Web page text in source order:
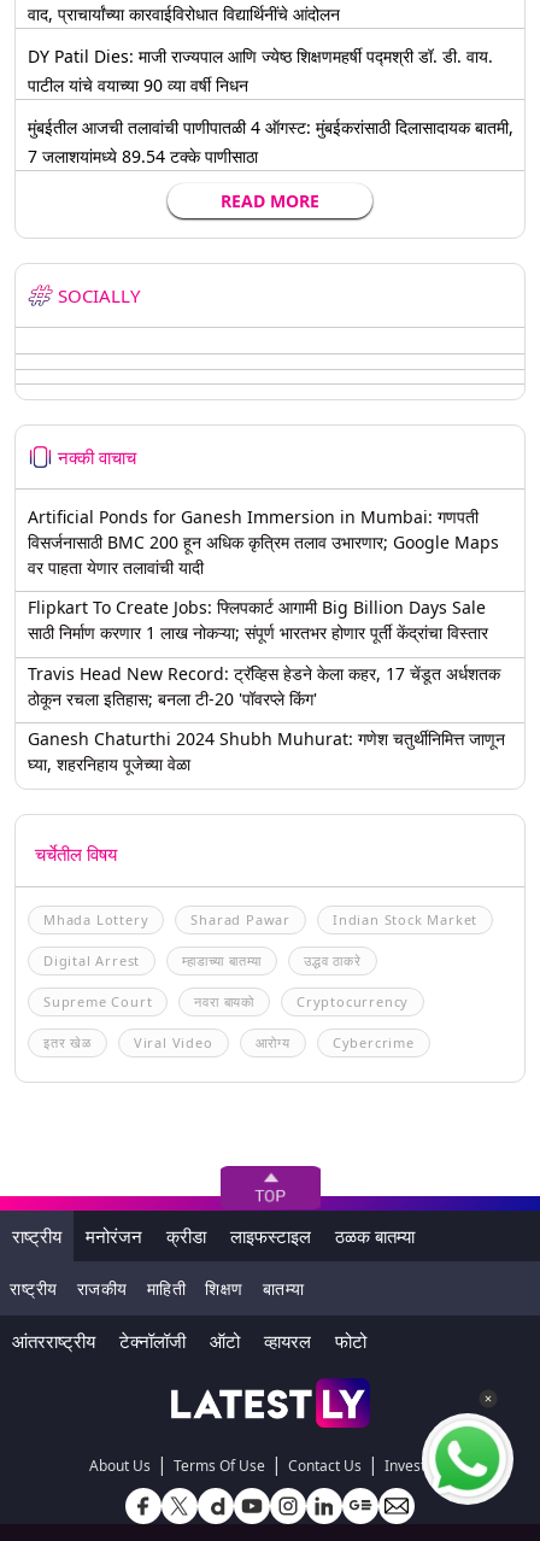
वाद, प्राचार्यांच्या कारवाईविरोधात विद्यार्थिनींचे आंदोलन
DY Patil Dies: माजी राज्यपाल आणि ज्येष्ठ शिक्षणमहर्षी पद्मश्री डॉ. डी. वाय.
पाटील यांचे वयाच्या 90 व्या वर्षी निधन
मुंबईतील आजची तलावांची पाणीपातळी 4 ऑगस्ट: मुंबईकरांसाठी दिलासादायक बातमी,
7 जलाशयांमध्ये 89.54 टक्के पाणीसाठा
READ MORE
SOCIALLY
नक्की वाचाच
Artificial Ponds for Ganesh Immersion in Mumbai: गणपती
विसर्जनासाठी BMC 200 हून अधिक कृत्रिम तलाव उभारणार; Google Maps
वर पाहता येणार तलावांची यादी
Flipkart To Create Jobs: फ्लिपकार्ट आगामी Big Billion Days Sale
साठी निर्माण करणार 1 लाख नोकऱ्या; संपूर्ण भारतभर होणार पूर्ती केंद्रांचा विस्तार
Travis Head New Record: ट्रॅव्हिस हेडने केला कहर, 17 चेंडूत अर्धशतक
ठोकून रचला इतिहास; बनला टी-20 'पॉवरप्ले किंग'
Ganesh Chaturthi 2024 Shubh Muhurat: गणेश चतुर्थीनिमित्त जाणून
घ्या, शहरनिहाय पूजेच्या वेळा
चर्चेतील विषय
Mhada Lottery Sharad Pawar Indian Stock Market
Digital Arrest म्हाडाच्या बातम्या उद्धव ठाकरे
Supreme Court नवरा बायको Cryptocurrency
इतर खेळ Viral Video आरोग्य Cybercrime
राष्ट्रीय मनोरंजन क्रीडा लाइफस्टाइल ठळक बातम्या
राष्ट्रीय राजकीय माहिती शिक्षण बातम्या
आंतरराष्ट्रीय टेक्नॉलॉजी ऑटो व्हायरल फोटो
About Us | Terms Of Use | Contact Us | Investors